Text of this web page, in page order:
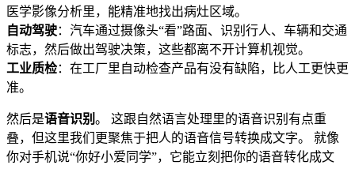
医学影像分析里，能精准地找出病灶区域。
自动驾驶：汽车通过摄像头“看”路面、识别行人、车辆和交通
标志，然后做出驾驶决策，这些都离不开计算机视觉。
工业质检：在工厂里自动检查产品有没有缺陷，比人工更快更
准。
然后是语音识别 。 这跟自然语言处理里的语音识别有点重
叠，但这里我们更聚焦于把人的语音信号转换成文字。 就像
你对手机说“你好小爱同学”，它能立刻把你的语音转化成文